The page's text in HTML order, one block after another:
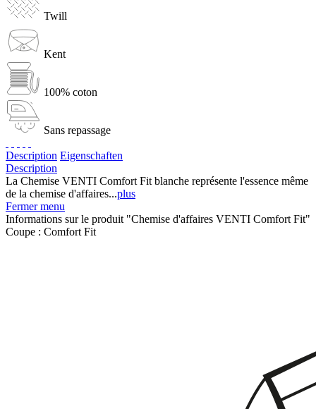
Twill
Kent
100% coton
Sans repassage
Description Eigenschaften
Description
La Chemise VENTI Comfort Fit blanche représente l'essence même
de la chemise d'affaires...plus
Fermer menu
Informations sur le produit "Chemise d'affaires VENTI Comfort Fit"
Coupe : Comfort Fit